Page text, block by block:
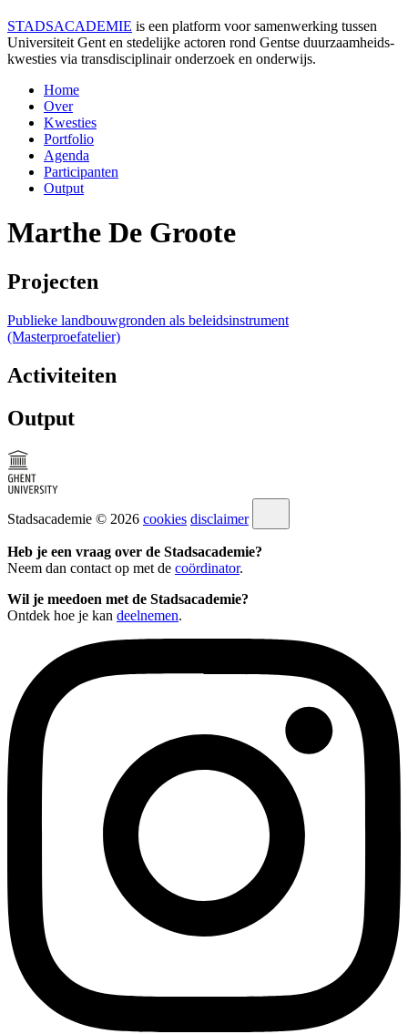
STADSACADEMIE is een platform voor samenwerking tussen
Universiteit Gent en stedelijke actoren rond Gentse duurzaamheids­
kwesties via transdisciplinair onderzoek en onderwijs.
Home
Over
Kwesties
Portfolio
Agenda
Participanten
Output
Marthe De Groote
Projecten
Publieke landbouwgronden als beleidsinstrument
(Masterproefatelier)
Activiteiten
Output
Stadsacademie © 2026 cookies disclaimer
Heb je een vraag over de Stadsacademie?
Neem dan contact op met de coördinator.
Wil je meedoen met de Stadsacademie?
Ontdek hoe je kan deelnemen.